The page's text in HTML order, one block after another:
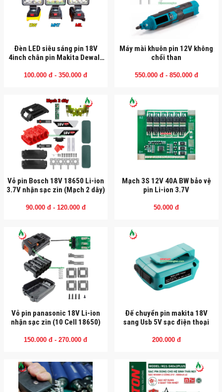
Đèn LED siêu sáng pin 18V
4inch chân pin Makita Dewalt
USB)
100.000 đ - 350.000 đ
Máy mài khuôn pin 12V không
chổi than
550.000 đ - 850.000 đ
Vỏ pin Bosch 18V 18650 Li-ion
3.7V nhận sạc zin (Mạch 2 dây)
90.000 đ - 120.000 đ
Mạch 3S 12V 40A BW bảo vệ
pin Li-ion 3.7V
50.000 đ
Vỏ pin panasonic 18V Li-ion
nhận sạc zin (10 Cell 18650)
150.000 đ - 270.000 đ
Đế chuyển pin makita 18V
sang Usb 5V sạc điện thoại
200.000 đ